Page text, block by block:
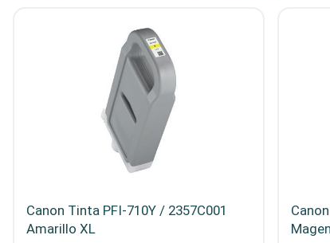
Canon Tinta PFI-710Y / 2357C001
Amarillo XL